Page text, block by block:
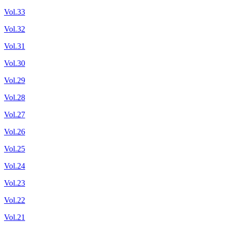
Vol.33
Vol.32
Vol.31
Vol.30
Vol.29
Vol.28
Vol.27
Vol.26
Vol.25
Vol.24
Vol.23
Vol.22
Vol.21